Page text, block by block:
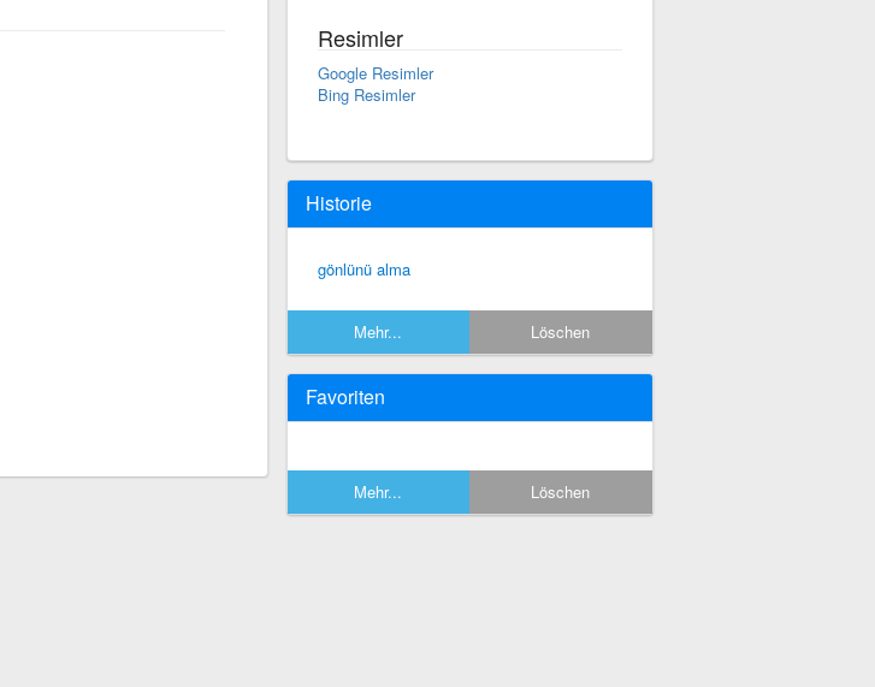
Resimler
Google Resimler
Bing Resimler
Historie
gönlünü alma
Mehr... Löschen
Favoriten
Mehr... Löschen